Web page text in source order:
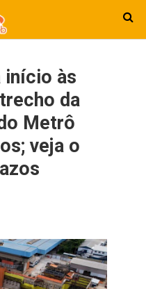
início às
da
Metrô
veja o